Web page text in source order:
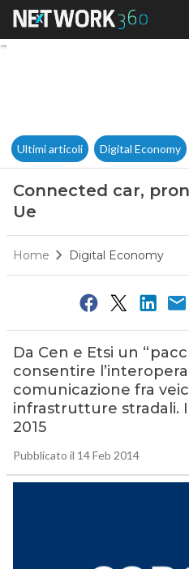
Ultimi articoli Digital Economy
Connected car,
Ue
Home Digital Economy
Da Cen e Etsi un
consentire
comunicazione fra
infrastrutture stradali.
2015
Pubblicato il 14 Feb 2014